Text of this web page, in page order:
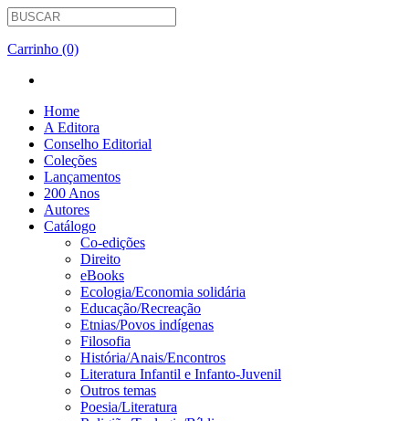
Carrinho (0)
Home
A Editora
Conselho Editorial
Coleções
Lançamentos
200 Anos
Autores
Catálogo
Co-edições
Direito
eBooks
Ecologia/Economia solidária
Educação/Recreação
Etnias/Povos indígenas
Filosofia
História/Anais/Encontros
Literatura Infantil e Infanto-Juvenil
Outros temas
Poesia/Literatura